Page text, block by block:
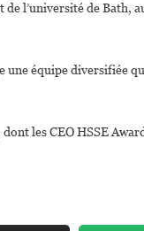
l’université de Bath,
une équipe diversifiée
les CEO HSSE